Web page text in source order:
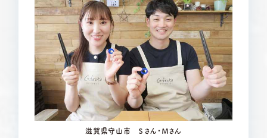
滋賀県守山市 Ｓさん・Ｍさん